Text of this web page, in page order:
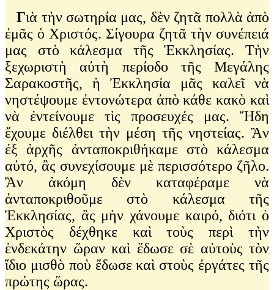
Γιὰ τὴν σωτηρία μας, δὲν ζητᾶ πολλὰ ἀπὸ
ἐμᾶς ὁ Χριστός. Σίγουρα ζητᾶ τὴν συνέπειά
μας στὸ κάλεσμα τῆς Ἐκκλησίας. Τὴν
ξεχωριστὴ αὐτὴ περίοδο τῆς Μεγάλης
Σαρακοστῆς, ἡ Ἐκκλησία μᾶς καλεῖ νὰ
νηστέψουμε ἐντονώτερα ἀπὸ κάθε κακὸ καὶ
νὰ ἐντείνουμε τὶς προσευχές μας. Ἤδη
ἔχουμε διέλθει τὴν μέση τῆς νηστείας. Ἂν
ἐξ ἀρχῆς ἀνταποκριθήκαμε στὸ κάλεσμα
αὐτό, ἂς συνεχίσουμε μὲ περισσότερο ζῆλο.
Ἂν ἀκόμη δὲν καταφέραμε νὰ
ἀνταποκριθοῦμε στὸ κάλεσμα τῆς
Ἐκκλησίας, ἂς μὴν χάνουμε καιρό, διότι ὁ
Χριστὸς δέχθηκε καὶ τοὺς περὶ τὴν
ἑνδεκάτην ὥραν καὶ ἕδωσε σὲ αὐτοὺς τὸν
ἴδιο μισθὸ ποὺ ἔδωσε καὶ στοὺς ἐργάτες τῆς
πρώτης ὥρας.